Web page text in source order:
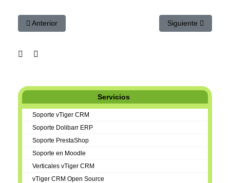
Artículo anterior: vTiger CRM en la nube incluido en Curso de
Anterior Artículo siguiente:
Siguiente
Servicios
Soporte vTiger CRM
Soporte Dolibarr ERP
Soporte PrestaShop
Soporte en Moodle
Verticales vTiger CRM
vTiger CRM Open Source